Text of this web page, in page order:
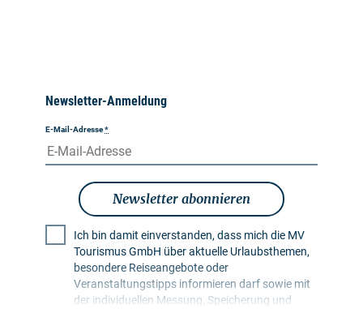
Newsletter-Anmeldung
E-Mail-Adresse*
Newsletter abonnieren
Ich bin damit einverstanden, dass mich die MV
Tourismus GmbH über aktuelle Urlaubsthemen,
besondere Reiseangebote oder
Veranstaltungstipps informieren darf sowie mit
der individuellen Messung, Speicherung und